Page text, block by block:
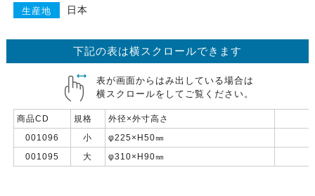
生産地 日本
下記の表は横スクロールできます
表が画面からはみ出している場合は
横スクロールをしてご覧ください。
商品CD 規格
外径×外寸高さ
001096
小
φ225×H50㎜
001095
大 φ310×H90㎜